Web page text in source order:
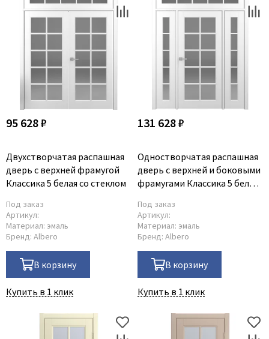
95 628 ₽
Двухстворчатая распашная
дверь с верхней фрамугой
Классика 5 белая со стеклом
Под заказ
Артикул:
Материал: эмаль
Бренд: Albero
В корзину
Купить в 1 клик
131 628 ₽
Одностворчатая распашная
дверь с верхней и боковыми
фрамугами Классика 5 белая
Под заказ
Артикул:
Материал: эмаль
Бренд: Albero
В корзину
Купить в 1 клик